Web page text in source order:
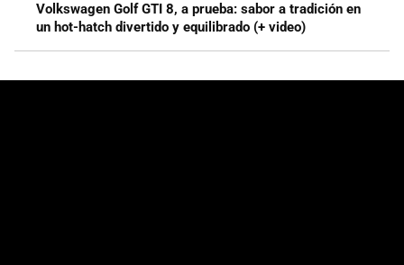
Volkswagen Golf GTI 8, a prueba: sabor a tradición en
un hot-hatch divertido y equilibrado (+ video)